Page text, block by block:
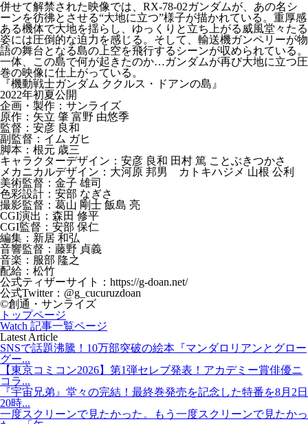
併せて解禁された映像では、RX-78-02ガンダムが、あの名シ
ーンを彷彿とさせる“大地に立つ”様子が描かれている。重厚感
ある機体で大地を揺らし、ゆっくりと立ち上がる威風堂々たる
姿には圧倒的な迫力を感じる。そして、輸送機ガンペリーが物
語の舞台となる島の上空を飛行するシーンが収められている。
一体、この島で何が起きたのか…ガンダムが再び大地に立つ圧
巻の映像に仕上がっている。
『機動戦士ガンダム ククルス・ドアンの島』
2022年初夏公開
企画・製作：サンライズ
原作：矢立 肇 富野 由悠季
監督：安彦 良和
副監督：イム ガヒ
脚本：根元 歳三
キャラクターデザイン：安彦 良和 田村 篤 ことぶきつかさ
メカニカルデザイン：大河原 邦男 カトキハジメ 山根 公利
美術監督：金子 雄司
色彩設計：安部 なぎさ
撮影監督：葛山 剛士 飯島 亮
CGI演出：森田 修平
CGI監督：安部 保仁
編集：新居 和弘
音響監督：藤野 貞義
音楽：服部 隆之
配給：松竹
公式ティザーサイト：https://g-doan.net/
公式Twitter：@g_cucuruzdoan
©創通・サンライズ
トップページ
Watch 記事一覧ページ
Latest Article
SNSで話題沸騰！10万部突破の絵本『マンダロリアンとグロー
グー...
【東京コミコン2026】第1弾セレブ発表！アカデミー賞俳優ニ
コラ...
『宇宙兄弟』堂々の完結！最終巻発売を記念した特番を8月2日
20時...
一度スクリーンで見たかった。もう一度スクリーンで見たかっ